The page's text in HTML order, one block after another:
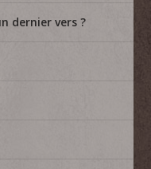
dernier vers ?